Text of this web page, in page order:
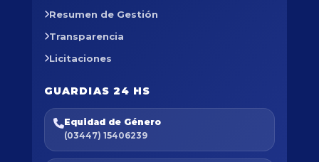
Resumen de Gestión
Transparencia
Licitaciones
GUARDIAS 24 HS
Equidad de Género
(03447) 15406239